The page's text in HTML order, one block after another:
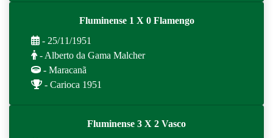
Fluminense 1 X 0 Flamengo
- 25/11/1951
- Alberto da Gama Malcher
- Maracanã
- Carioca 1951
Fluminense 3 X 2 Vasco